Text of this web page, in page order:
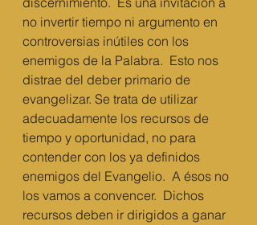
no invertir tiempo ni argumento en
controversias inútiles con los
enemigos de la Palabra.  Esto nos
distrae del deber primario de
evangelizar. Se trata de utilizar
adecuadamente los recursos de
tiempo y oportunidad, no para
contender con los ya definidos
enemigos del Evangelio.  A ésos no
los vamos a convencer.  Dichos
recursos deben ir dirigidos a ganar